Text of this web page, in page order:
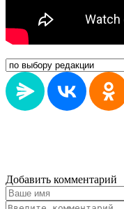
Добавить комментарий